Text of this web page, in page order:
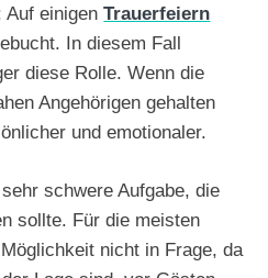
Auf einigenTrauerfeiern
In diesem Fall
diese Rolle. Wenn die
Angehörigen gehalten
und emotionaler.
schwere Aufgabe, die
sollte. Für die meisten
nicht in Frage, da